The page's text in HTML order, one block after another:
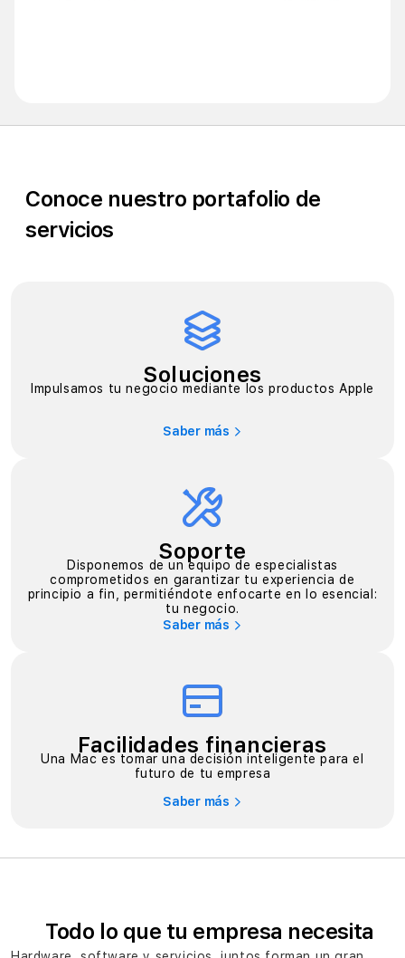
Conoce nuestro portafolio de
servicios
Soluciones
Impulsamos tu negocio mediante los productos Apple
Saber más
Soporte
Disponemos de un equipo de especialistas
comprometidos en garantizar tu experiencia de
principio a fin, permitiéndote enfocarte en lo esencial:
tu negocio.
Saber más
Facilidades financieras
Una Mac es tomar una decisión inteligente para el
futuro de tu empresa
Saber más
Todo lo que tu empresa necesita